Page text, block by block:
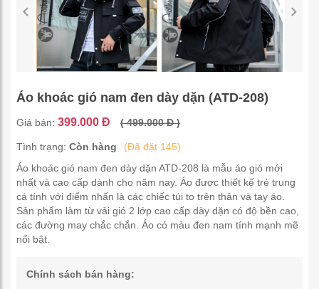
Áo khoác gió nam đen dày dặn (ATD-208)
Giá bán: 399.000 Đ ( 499.000 Đ )
Tình trạng: Còn hàng
(Đã đặt 145)
Áo khoác gió nam đen dày dặn ATD-208 là mẫu áo gió mới
nhất và cao cấp dành cho năm nay. Áo được thiết kế trẻ trung
cá tính với điểm nhấn là các chiếc túi to trên thân và tay áo.
Sản phẩm làm từ vải gió 2 lớp cao cấp dày dặn có độ bền cao,
các đường may chắc chắn. Áo có màu đen nam tính mạnh mẽ
nổi bật.
Chính sách bán hàng: